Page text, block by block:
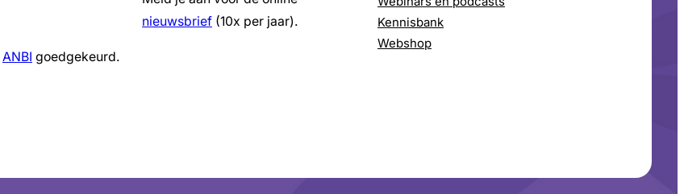
ANBI goedgekeurd.
nieuwsbrief (10x per jaar).
Kennisbank
Webshop